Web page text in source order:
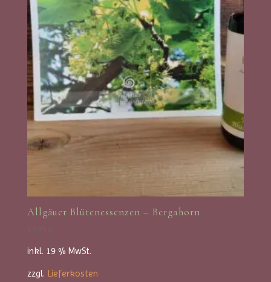
Allgäuer Blütenessenzen – Bergahorn
17,95 €
inkl. 19 % MwSt.
zzgl. Lieferkosten